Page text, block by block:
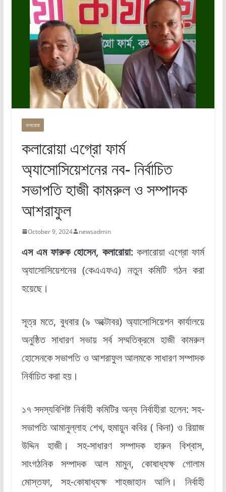
কলারোয়া
কলারোয়া এগ্রো ফার্ম
অ্যাসোসিয়েশনের নব- নির্বাচিত
সভাপতি হাজী কামরুল ও সম্পাদক
আশরাফুল
October 9, 2024 newsadmin
এস এম ফারুক হোসেন, কলারোয়া:কলারোয়া এগ্রো ফার্ম
অ্যাসোসিয়েশনের (কেএএফএ) নতুন কমিটি গঠন করা
হয়েছে।
সূত্র মতে, বুধবার (৯ অক্টোবর) অ্যাসোসিয়েশন কার্যালয়ে
অনুষ্ঠিত সাধারণ সভায় সর্ব সম্মতিক্রমে হাজী কামরুল
হোসেনকে সভাপতি ও আশরাফুল আলমকে সাধারণ সম্পাদক
নির্বাচিত করা হয়।
১৭ সদস্যবিশিষ্ট নির্বাহী কমিটির অন্য নির্বাহীরা হলেন: সহ-
সভাপতি আমানুল্লাহ শেখ, হুমায়ুন কবির ( কিনা) ও রিয়াজ
উদ্দিন হাজী। সহ-সাধারণ সম্পাদক হারুন বিশ্বাস,
সাংগঠনিক সম্পাদক আল মামুন, কোষাধ্যক্ষ গোলাম
মোস্তফা, সহ-কোষাধ্যক্ষ শাহজাহান আলি। নির্বাহী